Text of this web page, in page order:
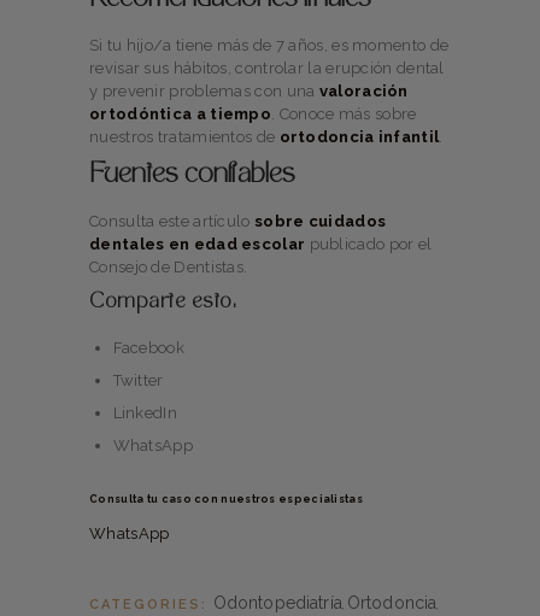
Si tu hijo/a tiene más de 7 años, es momento de
revisar sus hábitos, controlar la erupción dental
y prevenir problemas con una valoración
ortodóntica a tiempo. Conoce más sobre
nuestros tratamientos de ortodoncia infantil.
Fuentes confiables
Consulta este artículo sobre cuidados
dentales en edad escolar publicado por el
Consejo de Dentistas.
Comparte esto:
Facebook
Twitter
LinkedIn
WhatsApp
Consulta tu caso con nuestros especialistas
WhatsApp
CATEGORIES: Odontopediatría Ortodoncia